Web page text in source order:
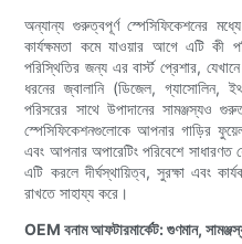
অন্যান্য গুরুত্বপূর্ণ স্পেসিফিকেশনের
কার্যক্ষমতা কমে যাওয়ার আগে এটি
পরিস্থিতির জন্য এর বার্স্ট প্রেশার,
ধরনের জ্বালানি (ডিজেল, গ্যাসোলিন,
পরিসরের সাথে উপাদানের সামঞ্জস্যও
স্পেসিফিকেশনগুলোকে আপনার গাড়ির
এবং আপনার অপারেটিং পরিবেশে সাধারণত
এটি করলে দীর্ঘস্থায়িত্ব, সুরক্ষা এবং
রাখতে সাহায্য করে।
OEM বনাম আফটারমার্কেট: গুণমান,